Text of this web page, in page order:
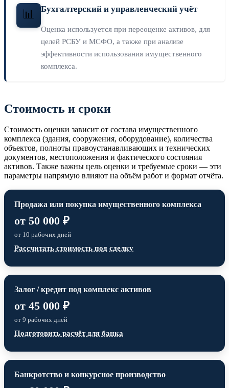
📊 Бухгалтерский и управленческий учёт
Оценка используется при переоценке активов, для
целей РСБУ и МСФО, а также при анализе
эффективности использования имущественного
комплекса.
Стоимость и сроки
Стоимость оценки зависит от состава имущественного
комплекса (здания, сооружения, оборудование), количества
объектов, полноты правоустанавливающих и технических
документов, местоположения и фактического состояния
активов. Также важны цель оценки и требуемые сроки — эти
параметры напрямую влияют на объём работ и формат отчёта.
Продажа или покупка имущественного комплекса
от 50 000 ₽
от 10 рабочих дней
Рассчитать стоимость под сделку
Залог / кредит под комплекс активов
от 45 000 ₽
от 9 рабочих дней
Подготовить расчёт для банка
Банкротство и конкурсное производство